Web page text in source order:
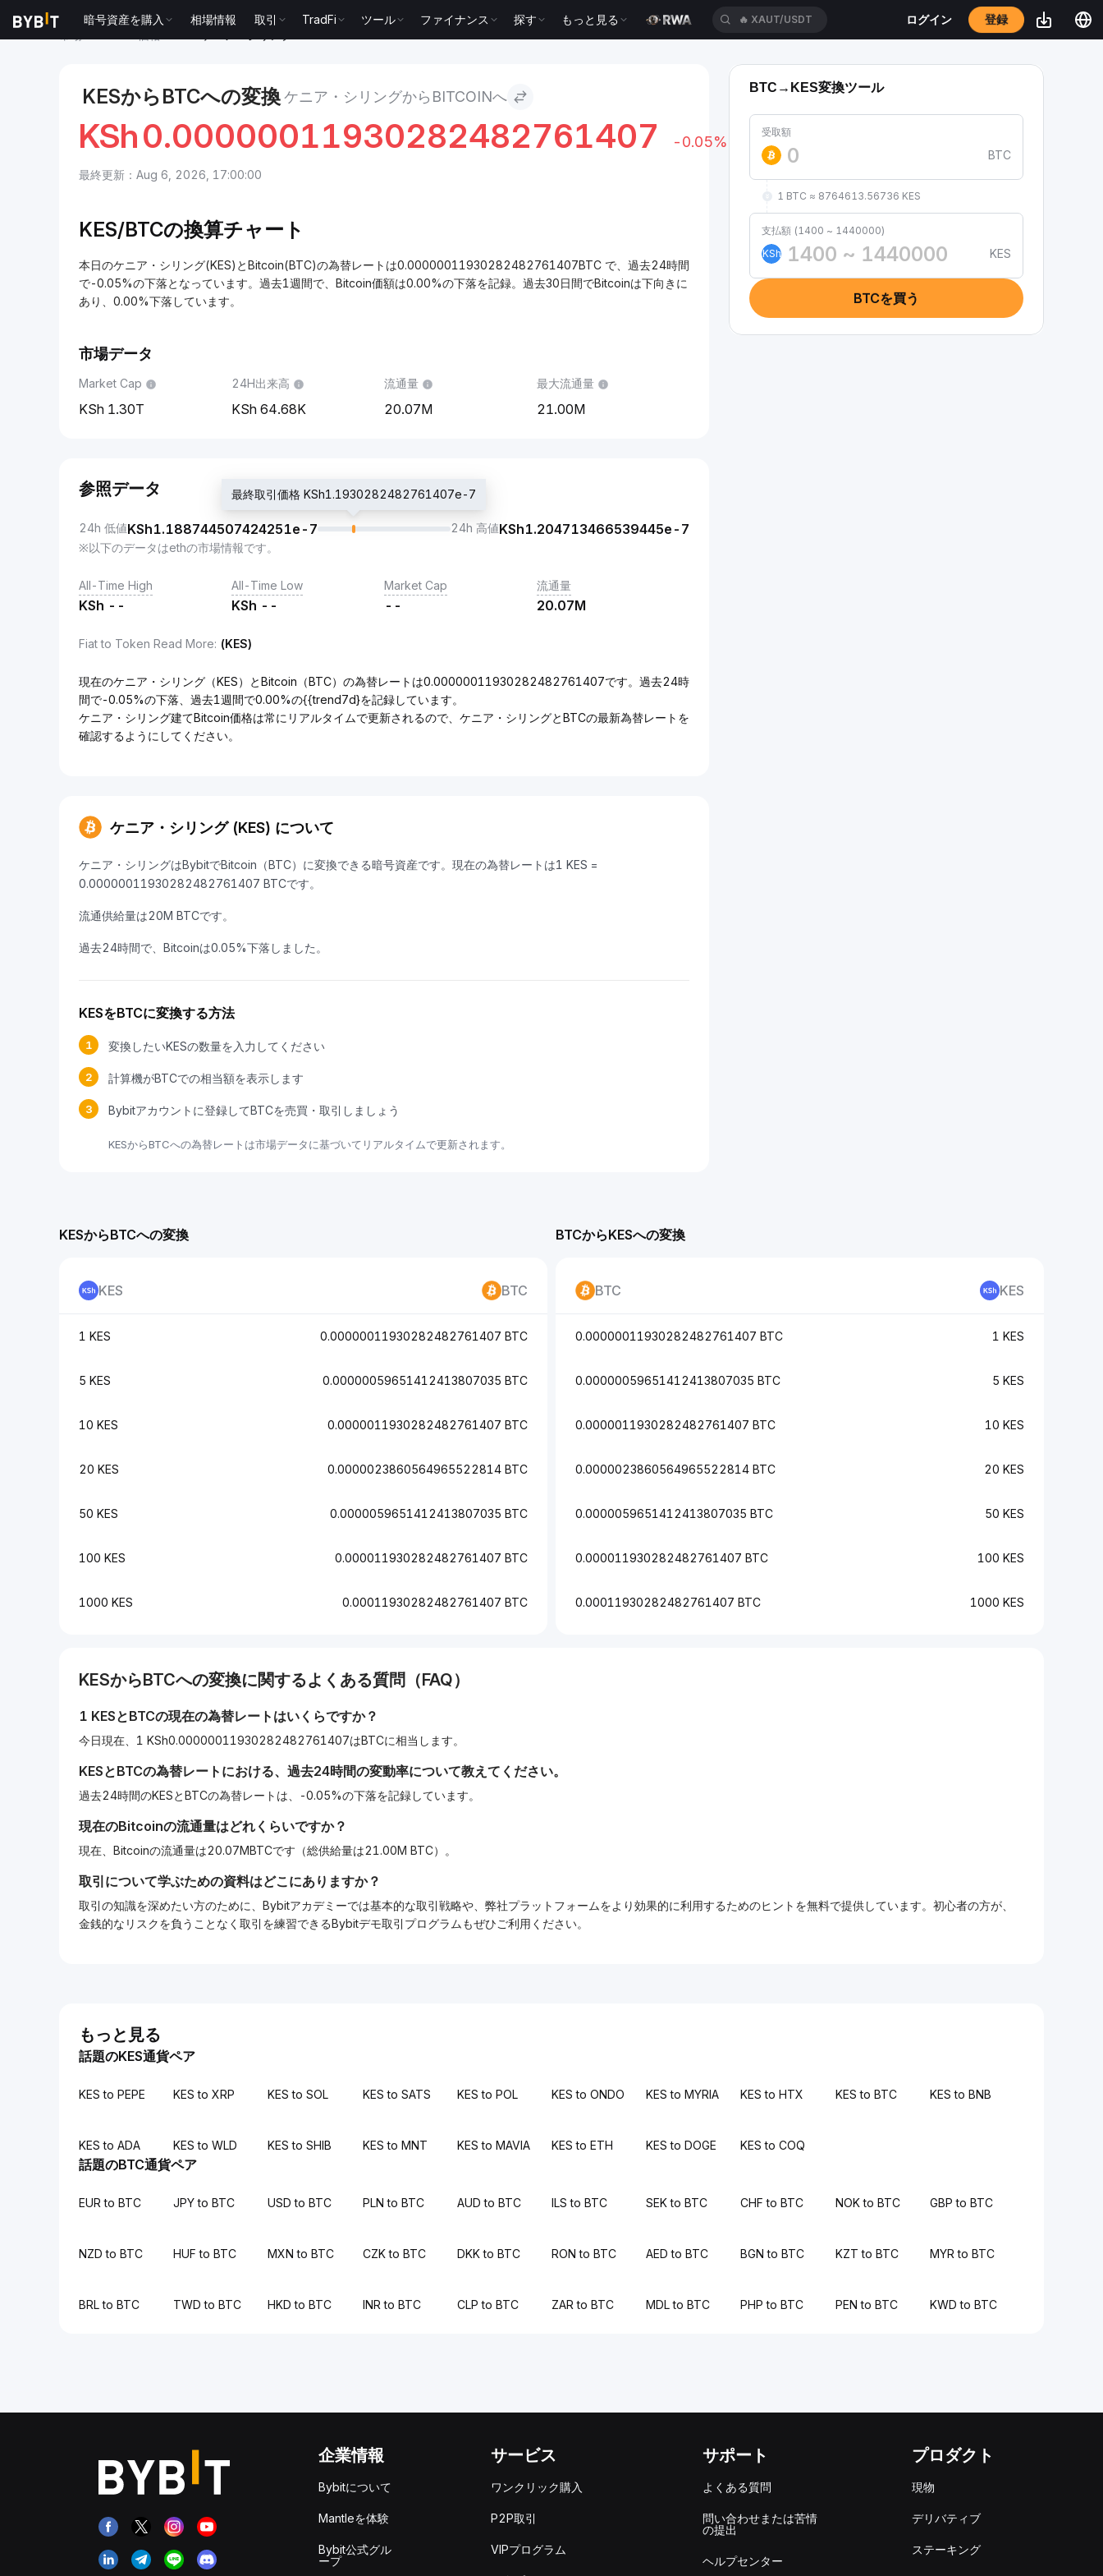
暗号資産を購入 相場情報 取引 TradFi ツール ファイナンス 探す もっと見る 🔥 XAUT/USDT ログイン 登録
KESからBTCへの変換ケニア・シリングからBITCOINへ
KSh0.00000011930282482761407 -0.05%
最終更新：Aug 6, 2026, 17:00:00
KES/BTCの換算チャート
本日のケニア・シリング(KES)とBitcoin(BTC)の為替レートは0.00000011930282482761407BTC で、過去24時間
で-0.05%の下落となっています。過去1週間で、Bitcoin価額は0.00%の下落を記録。過去30日間でBitcoinは下向きに
あり、0.00%下落しています。
市場データ
Market Cap
1.30T
24H出来高
64.68K
流通量
20.07M
最大流通量
21.00M
参照データ
24h 低値KSh1.188744507424251e-7
最終取引価格 KSh1.1930282482761407e-7
24h 高値KSh1.204713466539445e-7
※以下のデータはethの市場情報です。
All-Time High
KSh --
All-Time Low
KSh --
Market Cap
--
流通量
20.07M
Fiat to Token Read More: (KES)
現在のケニア・シリング（KES）とBitcoin（BTC）の為替レートは0.00000011930282482761407です。過去24時
間で-0.05%の下落、過去1週間で0.00%の{{trend7d}を記録しています。
ケニア・シリング建てBitcoin価格は常にリアルタイムで更新されるので、ケニア・シリングとBTCの最新為替レートを
確認するようにしてください。
ケニア・シリング (KES) について
ケニア・シリングはBybitでBitcoin（BTC）に変換できる暗号資産です。現在の為替レートは1 KES =
0.00000011930282482761407 BTCです。
流通供給量は20M BTCです。
過去24時間で、Bitcoinは0.05%下落しました。
KESをBTCに変換する方法
1 変換したいKESの数量を入力してください
2 計算機がBTCでの相当額を表示します
3 Bybitアカウントに登録してBTCを売買・取引しましょう
KESからBTCへの為替レートは市場データに基づいてリアルタイムで更新されます。
BTC→KES変換ツール
受取額
BTC
1 BTC ≈ 8764613.56736 KES
支払額 (1400 ~ 1440000)
KSh
KES
BTCを買う
BTCからKESへの変換
BTC KES
0.00000011930282482761407 BTC 1 KES
0.00000059651412413807035 BTC 5 KES
0.0000011930282482761407 BTC 10 KES
0.0000023860564965522814 BTC 20 KES
0.0000059651412413807035 BTC 50 KES
0.000011930282482761407 BTC 100 KES
0.00011930282482761407 BTC 1000 KES
KESからBTCへの変換
KES BTC
1 KES 0.00000011930282482761407 BTC
5 KES 0.00000059651412413807035 BTC
10 KES 0.0000011930282482761407 BTC
20 KES 0.0000023860564965522814 BTC
50 KES 0.0000059651412413807035 BTC
100 KES 0.000011930282482761407 BTC
1000 KES 0.00011930282482761407 BTC
KESからBTCへの変換に関するよくある質問（FAQ）
1 KESとBTCの現在の為替レートはいくらですか？
今日現在、1 KSh0.00000011930282482761407はBTCに相当します。
KESとBTCの為替レートにおける、過去24時間の変動率について教えてください。
過去24時間のKESとBTCの為替レートは、-0.05%の下落を記録しています。
現在のBitcoinの流通量はどれくらいですか？
現在、Bitcoinの流通量は20.07MBTCです（総供給量は21.00M BTC）。
取引について学ぶための資料はどこにありますか？
取引の知識を深めたい方のために、Bybitアカデミーでは基本的な取引戦略や、弊社プラットフォームをより効果的に利用するためのヒントを無料で提供しています。初心者の方が、
金銭的なリスクを負うことなく取引を練習できるBybitデモ取引プログラムもぜひご利用ください。
もっと見る
話題のKES通貨ペア
KES to PEPE KES to XRP KES to SOL KES to SATS KES to POL KES to ONDO KES to MYRIA KES to HTX KES to BTC KES to BNB
KES to ADA KES to WLD KES to SHIB KES to MNT KES to MAVIA KES to ETH KES to DOGE KES to COQ
話題のBTC通貨ペア
EUR to BTC JPY to BTC USD to BTC PLN to BTC AUD to BTC ILS to BTC SEK to BTC CHF to BTC NOK to BTC GBP to BTC
NZD to BTC HUF to BTC MXN to BTC CZK to BTC DKK to BTC RON to BTC AED to BTC BGN to BTC KZT to BTC MYR to BTC
BRL to BTC TWD to BTC HKD to BTC INR to BTC CLP to BTC ZAR to BTC MDL to BTC PHP to BTC PEN to BTC KWD to BTC
企業情報
Bybitについて
Mantleを体験
Bybit公式グル
ープ
サービス
ワンクリック購入
P2P取引
VIPプログラム
サポート
よくある質問
問い合わせまたは苦情
の提出
ヘルプセンター
プロダクト
現物
デリバティブ
ステーキング